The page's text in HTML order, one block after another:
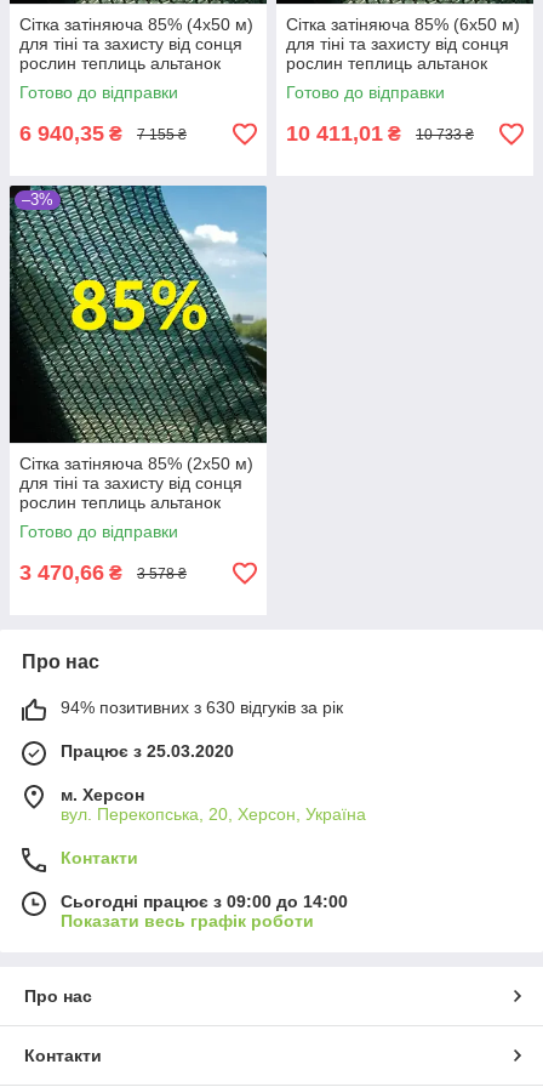
Сітка затіняюча 85% (4х50 м)
для тіні та захисту від сонця
рослин теплиць альтанок
навісів
Готово до відправки
6 940,35 ₴ 7 155 ₴
Сітка затіняюча 85% (6х50 м)
для тіні та захисту від сонця
рослин теплиць альтанок
навісів
Готово до відправки
10 411,01 ₴ 10 733 ₴
–3%
Сітка затіняюча 85% (2х50 м)
для тіні та захисту від сонця
рослин теплиць альтанок
навісів
Готово до відправки
3 470,66 ₴ 3 578 ₴
Про нас
94% позитивних з 630 відгуків за рік
Працює з 25.03.2020
м. Херсон
вул. Перекопська, 20, Херсон, Україна
Контакти
Сьогодні працює з 09:00 до 14:00
Показати весь графік роботи
Про нас
Контакти